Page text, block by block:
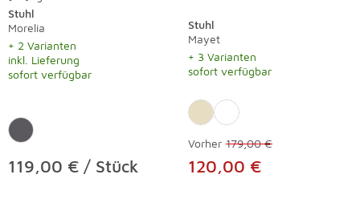
Stuhl
Morelia
+ 2 Varianten
inkl. Lieferung
sofort verfügbar
119,00 € / Stück
Stuhl
Mayet
+ 3 Varianten
sofort verfügbar
Vorher 179,00 €
120,00 €